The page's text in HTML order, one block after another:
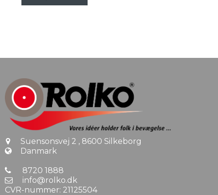
Suensonsvej 2 , 8600 Silkeborg
Danmark
8720 1888
info@rolko.dk
CVR-nummer: 21125504